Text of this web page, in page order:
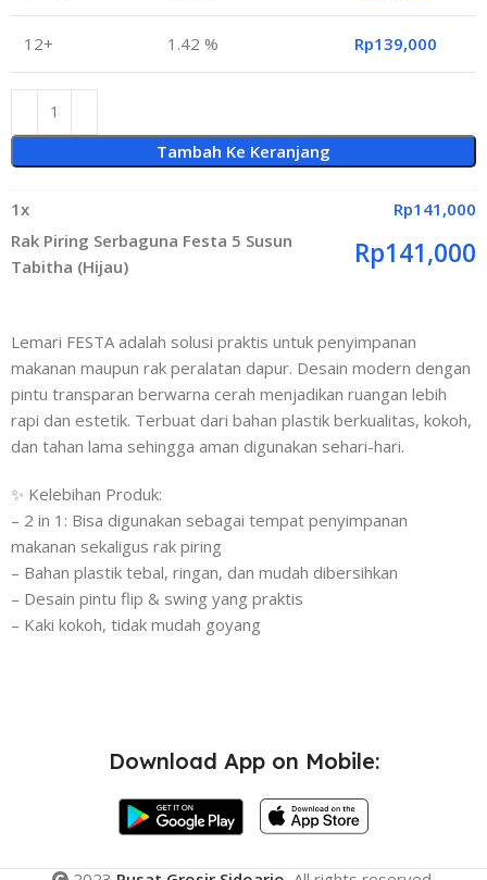
12+ 1.42 % Rp139,000
Tambah Ke Keranjang
1x Rp141,000
Rak Piring Serbaguna Festa 5 Susun
Tabitha (Hijau)
Rp141,000
Lemari FESTA adalah solusi praktis untuk penyimpanan
makanan maupun rak peralatan dapur. Desain modern dengan
pintu transparan berwarna cerah menjadikan ruangan lebih
rapi dan estetik. Terbuat dari bahan plastik berkualitas, kokoh,
dan tahan lama sehingga aman digunakan sehari-hari.
✨ Kelebihan Produk:
– 2 in 1: Bisa digunakan sebagai tempat penyimpanan
makanan sekaligus rak piring
– Bahan plastik tebal, ringan, dan mudah dibersihkan
– Desain pintu flip & swing yang praktis
– Kaki kokoh, tidak mudah goyang
Download App on Mobile: